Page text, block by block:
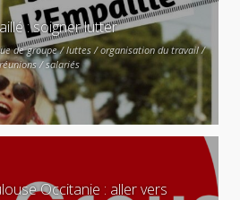
: soigner lutter
de groupe / luttes / organisation du travail /
réunions / salariés
Occitanie : aller vers